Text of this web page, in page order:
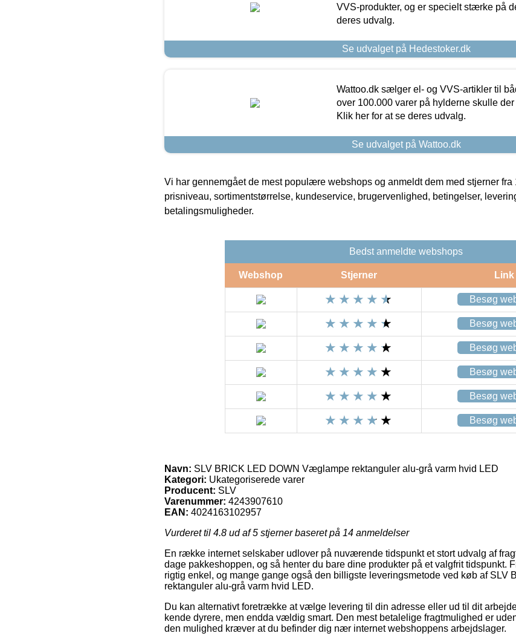
VVS-produkter, og er specielt stærke på
deres udvalg.
Se udvalget på Hedestoker.dk
Wattoo.dk sælger el- og VVS-artikler til
over 100.000 varer på hylderne skulle
Klik her for at se deres udvalg.
Se udvalget på Wattoo.dk
Vi har gennemgået de mest populære webshops og anmeldt dem med stjerner fra
prisniveau, sortimentstørrelse, kundeservice, brugervenlighed, betingelser,
betalingsmuligheder.
Bedst anmeldte webshops
Webshop Stjerner Link
Besøg
Besøg
Besøg
Besøg
Besøg
Besøg
Navn: SLV BRICK LED DOWN Væglampe rektanguler alu-grå varm hvid LED
Kategori: Ukategoriserede varer
Producent: SLV
Varenummer: 4243907610
EAN: 4024163102957
Vurderet til 4.8 ud af 5 stjerner baseret på 14 anmeldelser
En række internet selskaber udlover på nuværende tidspunkt et stort udvalg af
dage pakkeshoppen, og så henter du bare dine produkter på et valgfrit tidspunkt.
rigtig enkel, og mange gange også den billigste leveringsmetode ved køb af SLV
rektanguler alu-grå varm hvid LED.
Du kan alternativt foretrække at vælge levering til din adresse eller ud til dit
kende dyrere, men endda vældig smart. Den mest betalelige fragtmulighed er
den mulighed kræver at du befinder dig nær internet webshoppens arbejdslager.